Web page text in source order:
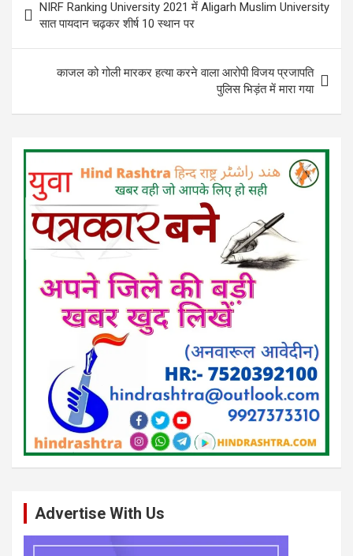
navigation
NIRF Ranking University 2021 में Aligarh Muslim University
सात पायदान चढ़कर शीर्ष 10 स्थान पर
काजल को गोली मारकर हत्या करने वाला आरोपी विजय प्रजापति
पुलिस भिड़ंत में मारा गया
Advertise With Us